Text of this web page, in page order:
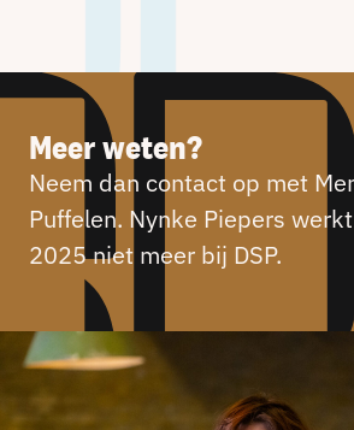
Meer weten?
Neem dan contact op met
Puffelen. Nynke Piepers
2025 niet meer bij DSP.